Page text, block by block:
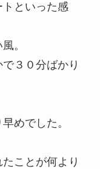
といった感
。
３０分ばかり
めでした。
ことが何より